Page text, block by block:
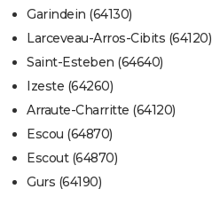
Garindein (64130)
Larceveau-Arros-Cibits (64120)
Saint-Esteben (64640)
Izeste (64260)
Arraute-Charritte (64120)
Escou (64870)
Escout (64870)
Gurs (64190)